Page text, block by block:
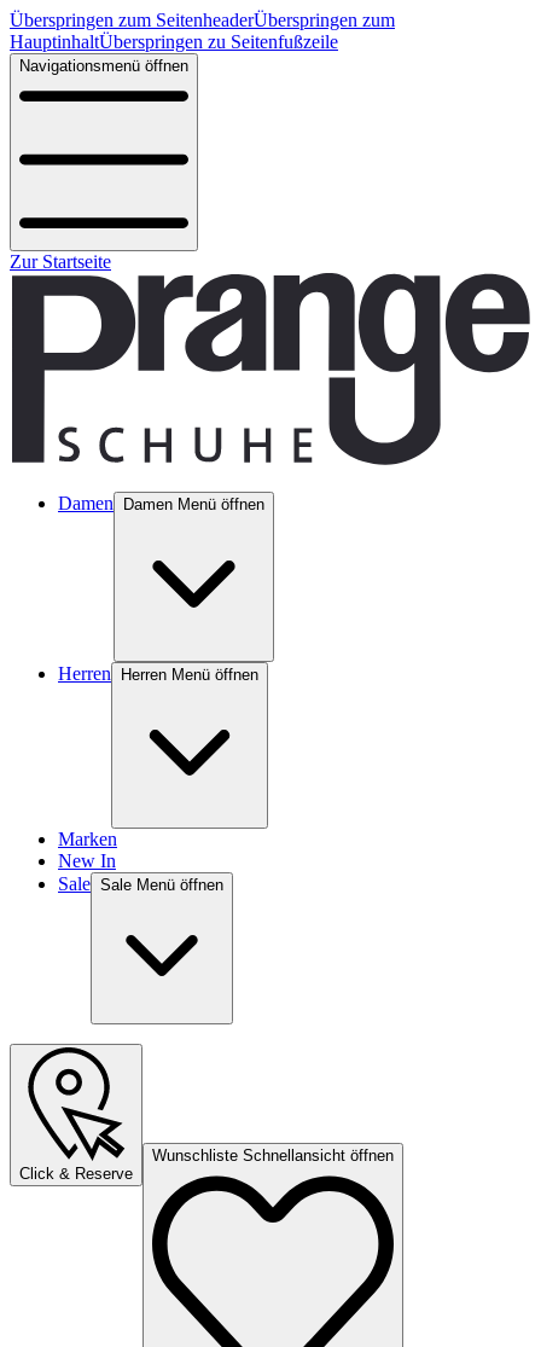
Überspringen zum SeitenheaderÜberspringen zum
HauptinhaltÜberspringen zu Seitenfußzeile
Navigationsmenü öffnen
Zur Startseite
Damen Damen Menü öffnen
Herren Herren Menü öffnen
Marken
New In
Sale Sale Menü öffnen
Click & Reserve
Wunschliste Schnellansicht öffnen